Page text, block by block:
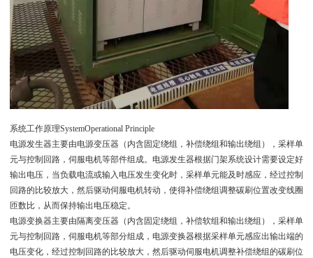
系统工作原理SystemOperational Principle
电源发生器主要由电源变压器（内含固定绕组，补偿绕组和输出绕组），采样单
元与控制回路，伺服电机等部件组成。电源发生器根据门架系统设计需要设定好
输出电压，当负载电流或输入电压发生变化时，采样单元能及时感应，经过控制
回路的比较放大，然后驱动伺服电机转动，使得补偿绕组调整碳刷位置改变线圈
匝数比，从而保持输出电压稳定。
电源变换器主要由隔离变压器（内含固定绕组，补偿软组和输出绕组），采样单
元与控制回路，伺服电机等部分组成，电源变换器根据采样单元感应出输出端的
电压变化，经过控制回路的比较放大，然后驱动伺服电机调整补偿绕组的碳刷位